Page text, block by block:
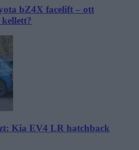
bZ4X facelift – ott
Kia EV4 LR hatchback